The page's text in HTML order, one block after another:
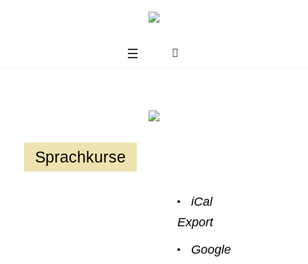
Sprachkurse
iCal
Export
Google